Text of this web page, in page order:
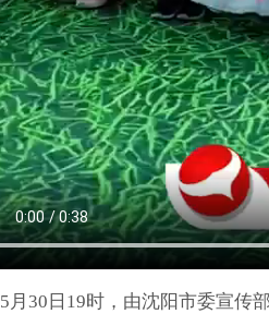
5月30日19时，由沈阳市委宣传